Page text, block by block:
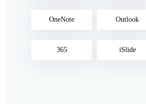
OneNote Outlook
365 iSlide